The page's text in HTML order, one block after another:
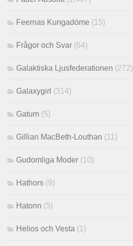
Feernas Kungadöme (15)
Frågor och Svar (64)
Galaktiska Ljusfederationen (272)
Galaxygirl (314)
Gatum (5)
Gillian MacBeth-Louthan (11)
Gudomliga Moder (10)
Hathors (9)
Hatonn (5)
Helios och Vesta (1)